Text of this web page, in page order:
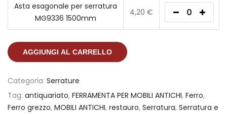
Asta esagonale per serratura
MG9336 1500mm
4,20 €
AGGIUNGI AL CARRELLO
Categoria: Serrature
Tag: antiquariato, FERRAMENTA PER MOBILI ANTICHI, Ferro,
Ferro grezzo, MOBILI ANTICHI, restauro, Serratura, Serratura e